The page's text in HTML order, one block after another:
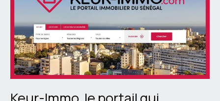
structure
l’immobilier
en
Afrique
de